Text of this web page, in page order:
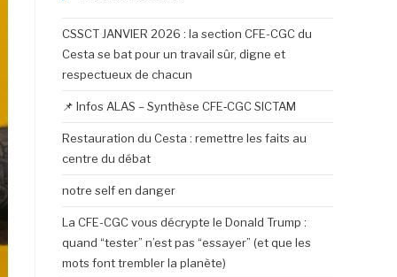
CSSCT JANVIER 2026 : la section CFE-CGC du
Cesta se bat pour un travail sûr, digne et
respectueux de chacun
📌 Infos ALAS – Synthèse CFE‑CGC SICTAM
Restauration du Cesta : remettre les faits au
centre du débat
notre self en danger
La CFE-CGC vous décrypte le Donald Trump :
quand “tester” n’est pas “essayer” (et que les
mots font trembler la planète)